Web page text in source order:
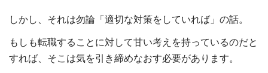
しかし、それは勿論「適切な対策をしていれば」の話。
もしも転職することに対して甘い考えを持っているのだと
すれば、そこは気を引き締めなおす必要があります。